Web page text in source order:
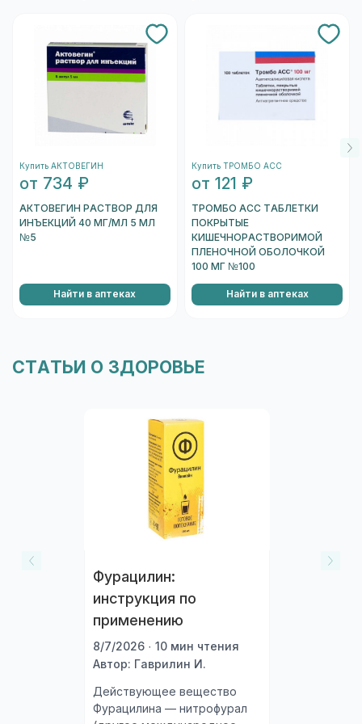
выпуска.
Купить АКТОВЕГИН
от 734 ₽
АКТОВЕГИН РАСТВОР ДЛЯ
ИНЪЕКЦИЙ 40 МГ/МЛ 5 МЛ
№5
Найти в аптеках
Купить ТРОМБО АСС
от 121 ₽
ТРОМБО АСС ТАБЛЕТКИ
ПОКРЫТЫЕ
КИШЕЧНОРАСТВОРИМОЙ
ПЛЕНОЧНОЙ ОБОЛОЧКОЙ
100 МГ №100
Найти в аптеках
СТАТЬИ О ЗДОРОВЬЕ
Фурацилин:
инструкция по
применению
8/7/2026 · 10 мин чтения
Автор: Гаврилин И.
Действующее вещество
Фурацилина — нитрофурал